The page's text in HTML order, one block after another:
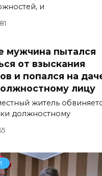
и
мужчина пытался
от взыскания
и попался на
лицу
житель
должностному